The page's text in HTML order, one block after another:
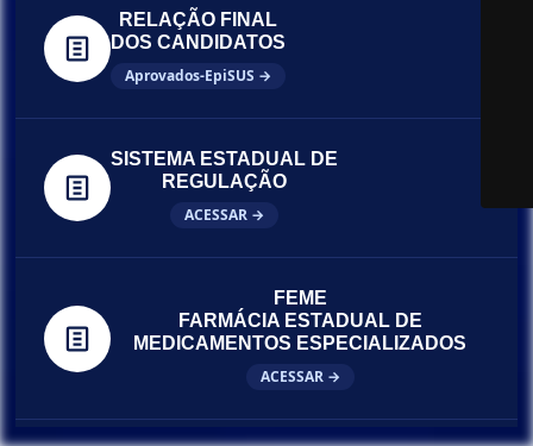
RELAÇÃO FINAL
DOS CANDIDATOS
Aprovados-EpiSUS →
SISTEMA ESTADUAL DE
REGULAÇÃO
ACESSAR →
FEME
FARMÁCIA ESTADUAL DE
MEDICAMENTOS ESPECIALIZADOS
ACESSAR →